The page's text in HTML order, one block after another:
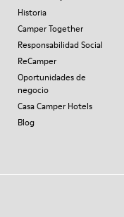
Historia
Camper Together
Responsabilidad Social
ReCamper
Oportunidades de
negocio
Casa Camper Hotels
Blog